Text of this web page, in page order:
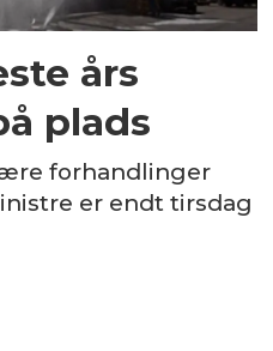
års
plads
forhandlinger
er endt tirsdag